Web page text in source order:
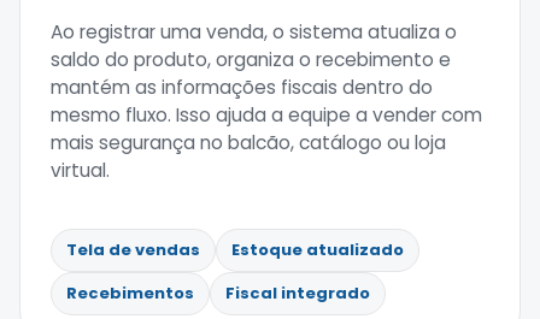
Ao registrar uma venda, o sistema atualiza o
saldo do produto, organiza o recebimento e
mantém as informações fiscais dentro do
mesmo fluxo. Isso ajuda a equipe a vender com
mais segurança no balcão, catálogo ou loja
virtual.
Tela de vendas
Estoque atualizado
Recebimentos
Fiscal integrado